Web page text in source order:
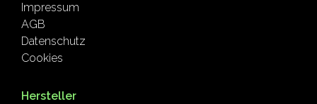
Impressum
AGB
Datenschutz
Cookies
Hersteller